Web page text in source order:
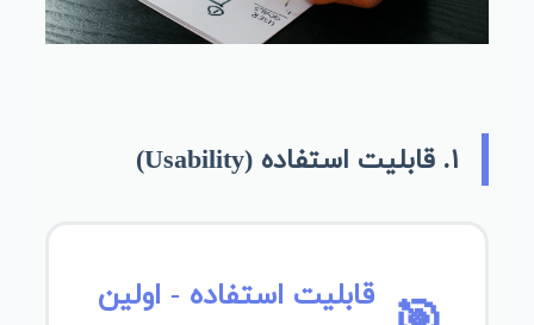
۱. قابلیت استفاده (Usability)
قابلیت استفاده - اولین